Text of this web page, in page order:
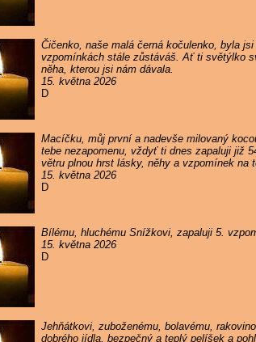
Čičenko, naše malá černá kočulenko, byla
vzpomínkách stále zůstáváš. Ať ti světýlko
něha, kterou jsi nám dávala.
15. května 2026
D
Macíčku, můj první a nadevše milovaný
tebe nezapomenu, vždyť ti dnes zapaluji již
větru plnou hrst lásky, něhy a vzpomínek na
15. května 2026
D
Bílému, hluchému Snížkovi, zapaluji 5.
15. května 2026
D
Jehňátkovi, zuboženému, bolavému,
dobrého jídla, bezpečný a teplý pelíšek a